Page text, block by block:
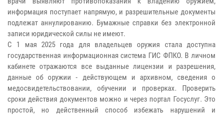
информация поступает напрямую, и разрешительные документы
подлежат аннулированию. Бумажные справки без электронной
записи юридической силы не имеют.
С 1 мая 2025 года для владельцев оружия стала доступна
государственная информационная система ГИС ФПКО. В личном
кабинете отражаются все выданные лицензии и разрешения,
данные об оружии - действующем и архивном, сведения о
медосвидетельствовании, обучении и проверках. Проверить
сроки действия документов можно и через портал Госуслуг. Это
простой, но действенный способ избежать нарушений и